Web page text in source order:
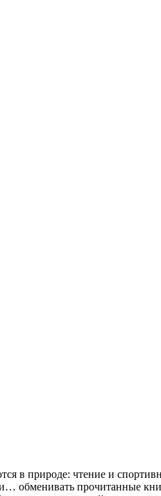
в природе: чтение и
обменивать прочитанные